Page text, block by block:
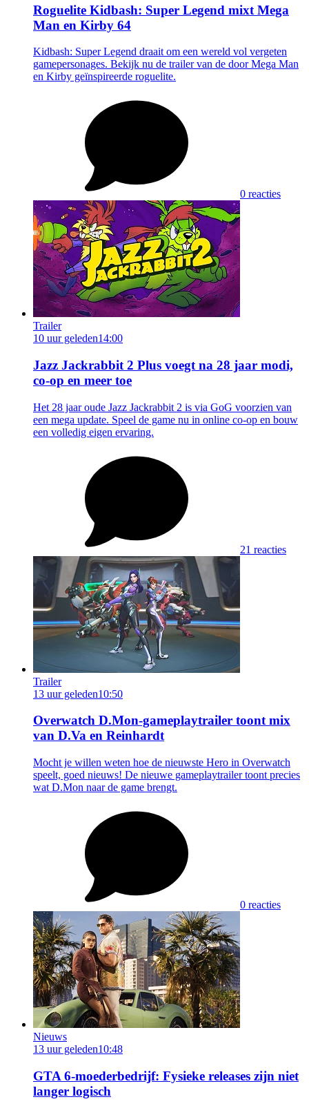
Roguelite Kidbash: Super Legend mixt Mega
Man en Kirby 64
Kidbash: Super Legend draait om een wereld vol vergeten
gamepersonages. Bekijk nu de trailer van de door Mega Man
en Kirby geïnspireerde roguelite.
0 reacties
Trailer
10 uur geleden14:00
Jazz Jackrabbit 2 Plus voegt na 28 jaar modi,
co-op en meer toe
Het 28 jaar oude Jazz Jackrabbit 2 is via GoG voorzien van
een mega update. Speel de game nu in online co-op en bouw
een volledig eigen ervaring.
21 reacties
Trailer
13 uur geleden10:50
Overwatch D.Mon-gameplaytrailer toont mix
van D.Va en Reinhardt
Mocht je willen weten hoe de nieuwste Hero in Overwatch
speelt, goed nieuws! De nieuwe gameplaytrailer toont precies
wat D.Mon naar de game brengt.
0 reacties
Nieuws
13 uur geleden10:48
GTA 6-moederbedrijf: Fysieke releases zijn niet
langer logisch